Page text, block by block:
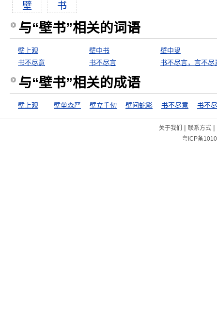
壁 书
与“壁书”相关的词语
壁上观 壁中书
壁中叟
书不尽意
书不尽言 书不尽言，言不尽
与“壁书”相关的成语
壁上观 壁垒森严 壁立千仞 壁间蛇影 书不尽意 书不
关于我们 | 联系方式|
粤ICP备